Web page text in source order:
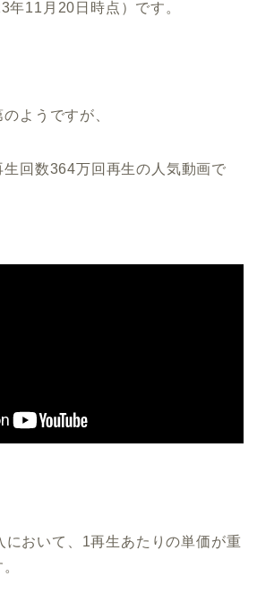
年11月20日時点）です。
ようですが、
生回数364万回再生の人気動画で
において、1再生あたりの単価が重